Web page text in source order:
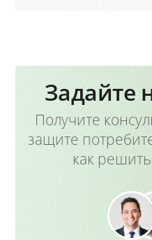
Задайте
Получите
защите
как